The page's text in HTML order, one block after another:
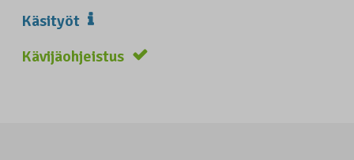
Käsityöt
Kävijäohjeistus